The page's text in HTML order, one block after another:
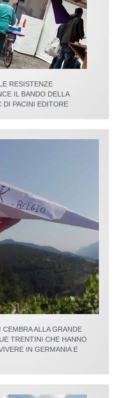
RESISTENZE
IL BANDO DELLA
DI PACINI EDITORE
CEMBRA ALLA GRANDE
TRENTINI CHE HANNO
IN GERMANIA E